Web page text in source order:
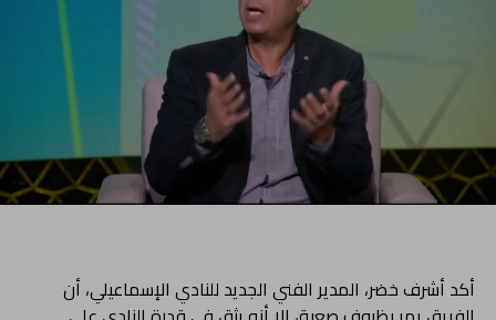
أكد أشرف خضر، المدير الفني الجديد للنادي الإسماعيلي، أن